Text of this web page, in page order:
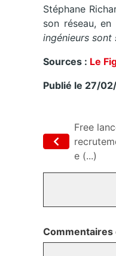
Stéphane
son réseau,
ingénieurs sont
Sources : Le
Publié le 27/
Free
e (...)